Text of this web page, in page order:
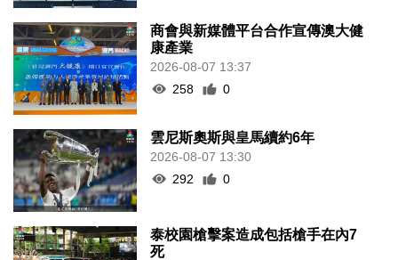
商會與新媒體平台合作宣傳澳大健
康產業
2026-08-07 13:37
258
0
雲尼斯奧斯與皇馬續約6年
2026-08-07 13:30
292
0
泰校園槍擊案造成包括槍手在內7
死